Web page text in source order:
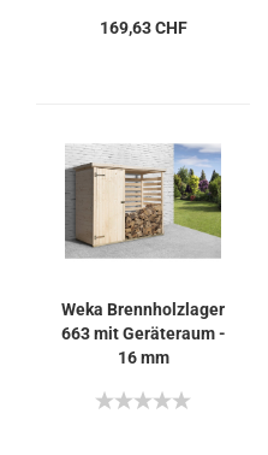
169,63 CHF
Weka Brennholzlager
663 mit Geräteraum -
16 mm